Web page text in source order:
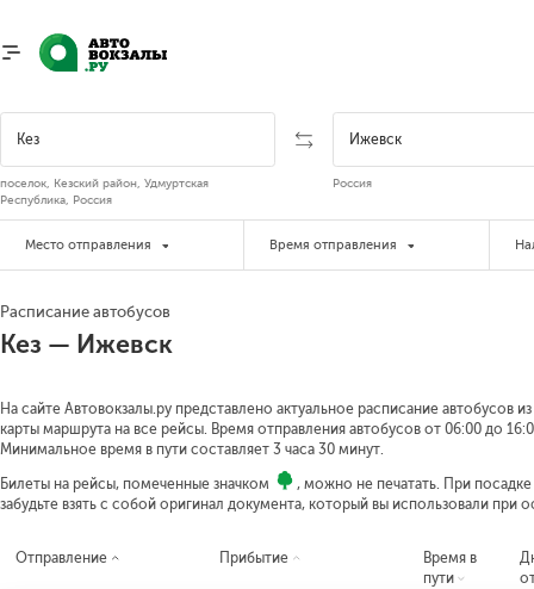
поселок, Кезский район, Удмуртская
Республика, Россия
Россия
Место отправления Время отправления
Расписание автобусов
Кез — Ижевск
На сайте Автовокзалы.ру представлено актуальное расписание автобусов
карты маршрута на все рейсы. Время отправления автобусов от 06:00 до
Минимальное время в пути составляет 3 часа 30 минут.
Билеты на рейсы, помеченные значком
, можно не печатать. При
забудьте взять с собой оригинал документа, который вы использовали при
Отправление Прибытие
Время в
пути